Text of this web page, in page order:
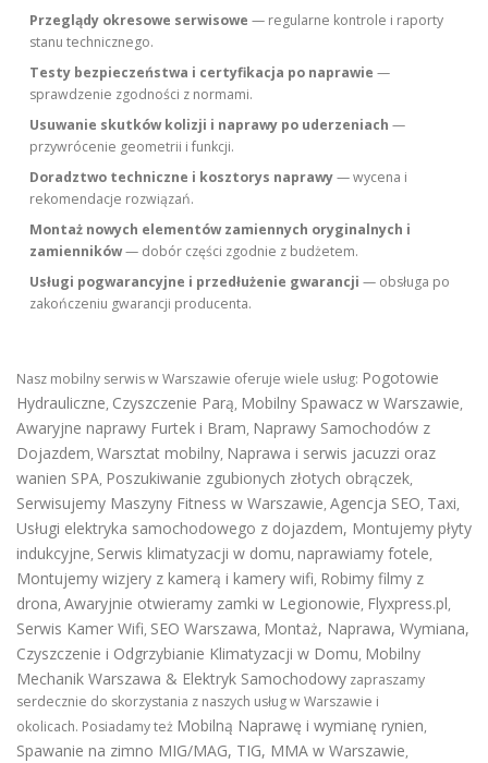
Przeglądy okresowe serwisowe — regularne kontrole i raporty
stanu technicznego.
Testy bezpieczeństwa i certyfikacja po naprawie —
sprawdzenie zgodności z normami.
Usuwanie skutków kolizji i naprawy po uderzeniach —
przywrócenie geometrii i funkcji.
Doradztwo techniczne i kosztorys naprawy— wycena i
rekomendacje rozwiązań.
Montaż nowych elementów zamiennych oryginalnych i
zamienników— dobór części zgodnie z budżetem.
Usługi pogwarancyjne i przedłużenie gwarancji — obsługa po
zakończeniu gwarancji producenta.
Nasz mobilny serwis w Warszawie oferuje wiele usług: Pogotowie
Hydrauliczne, Czyszczenie Parą, Mobilny Spawacz w Warszawie,
Awaryjne naprawy Furtek i Bram, Naprawy Samochodów z
Dojazdem, Warsztat mobilny, Naprawa i serwis jacuzzi oraz
wanien SPA, Poszukiwanie zgubionych złotych obrączek,
Serwisujemy Maszyny Fitness w Warszawie, Agencja SEO, Taxi,
Usługi elektryka samochodowego z dojazdem, Montujemy płyty
indukcyjne, Serwis klimatyzacji w domu, naprawiamy fotele,
Montujemy wizjery z kamerą i kamery wifi, Robimy filmy z
drona, Awaryjnie otwieramy zamki w Legionowie, Flyxpress.pl,
Serwis Kamer Wifi, SEO Warszawa, Montaż, Naprawa, Wymiana,
Czyszczenie i Odgrzybianie Klimatyzacji w Domu, Mobilny
Mechanik Warszawa & Elektryk Samochodowy zapraszamy
serdecznie do skorzystania z naszych usług w Warszawie i
okolicach. Posiadamy też Mobilną Naprawę i wymianę rynien,
Spawanie na zimno MIG/MAG, TIG, MMA w Warszawie,